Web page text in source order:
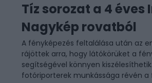
Tíz sorozat a 4 éves
Nagykép rovatból
A fényképezés feltalálása után az
rájöttek arra, hogy látókörüket a
segítségével könnyen
fotóriporterek munkássága révén a